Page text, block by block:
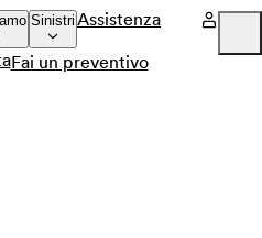
Sinistri Assistenza
Fai un preventivo